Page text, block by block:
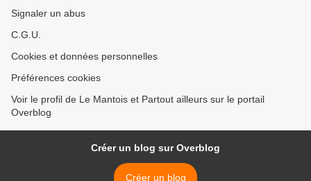
Signaler un abus
C.G.U.
Cookies et données personnelles
Préférences cookies
Voir le profil de Le Mantois et Partout ailleurs sur le portail
Overblog
Créer un blog sur Overblog
Créer un blog